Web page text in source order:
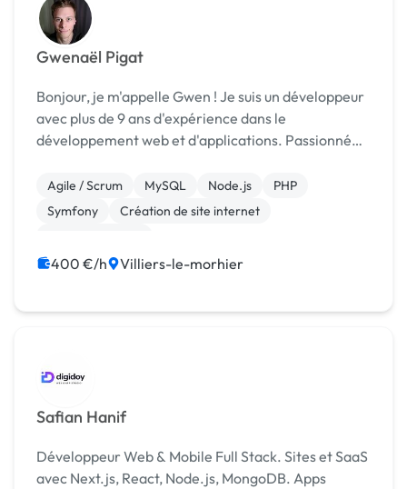
Gwenaël Pigat
Bonjour, je m'appelle Gwen ! Je suis un développeur
avec plus de 9 ans d'expérience dans le
développement web et d'applications. Passionné
j'interviens sur l'ensemble du cycle de développ...
Agile / Scrum MySQL Node.js
PHP
Symfony
Création de site internet
400 €/h Villiers-le-morhier
Safian Hanif
Développeur Web & Mobile Full Stack. Sites et SaaS
avec Next.js, React, Node.js, MongoDB. Apps